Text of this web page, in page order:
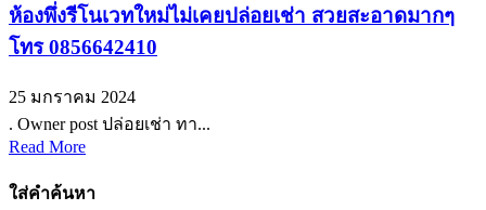
ห้องพึ่งรีโนเวทใหม่ไม่เคยปล่อยเช่า สวยสะอาดมากๆ
โทร 0856642410
25 มกราคม 2024
. Owner post ปล่อยเช่า ทา...
Read More
ใส่คำค้นหา